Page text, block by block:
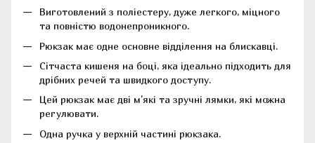
Виготовлений з поліестеру, дуже легкого, міцного
та повністю водонепроникного.
Рюкзак має одне основне відділення на блискавці.
Сітчаста кишеня на боці, яка ідеально підходить для
дрібних речей та швидкого доступу.
Цей рюкзак має дві м'які та зручні лямки, які можна
регулювати.
Одна ручка у верхній частині рюкзака.